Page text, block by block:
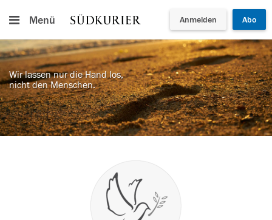
Menü Anmelden Abo
Wir lassen nur die Hand los,
nicht den Menschen.